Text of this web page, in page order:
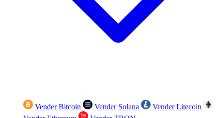
Vender Bitcoin Vender Solana
Vender Litecoin